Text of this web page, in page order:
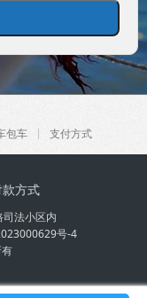
包车 支付方式
方式
法小区内
号-4